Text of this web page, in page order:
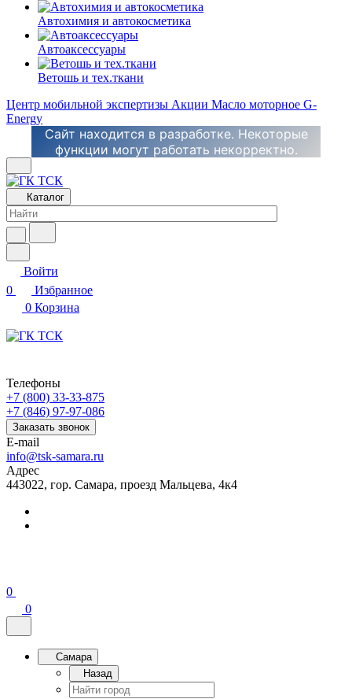
Автохимия и автокосметика
Автоаксессуары
Ветошь и тех.ткани
Центр мобильной экспертизы Акции Масло моторное G-
Energy
Сайт находится в разработке. Некоторые
функции могут работать некорректно.
Каталог
Войти
0
Избранное
0 Корзина
Телефоны
+7 (800) 33-33-875
+7 (846) 97-97-086
Заказать звонок
E-mail
info@tsk-samara.ru
Адрес
443022, гор. Самара, проезд Мальцева, 4к4
0
0
Самара
Назад